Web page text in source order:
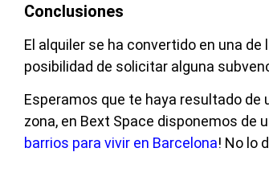
Conclusiones
El alquiler se ha convertido en una
posibilidad de solicitar alguna
Esperamos que te haya resultado
zona, en Bext Space disponemos de
barrios para vivir en Barcelona! No lo